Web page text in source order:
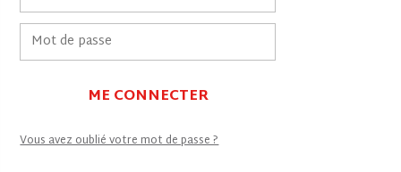
ME CONNECTER
Vous avez oublié votre mot de passe ?